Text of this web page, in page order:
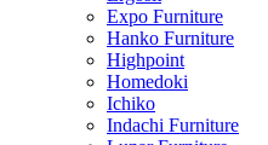
Expo Furniture
Hanko Furniture
Highpoint
Homedoki
Ichiko
Indachi Furniture